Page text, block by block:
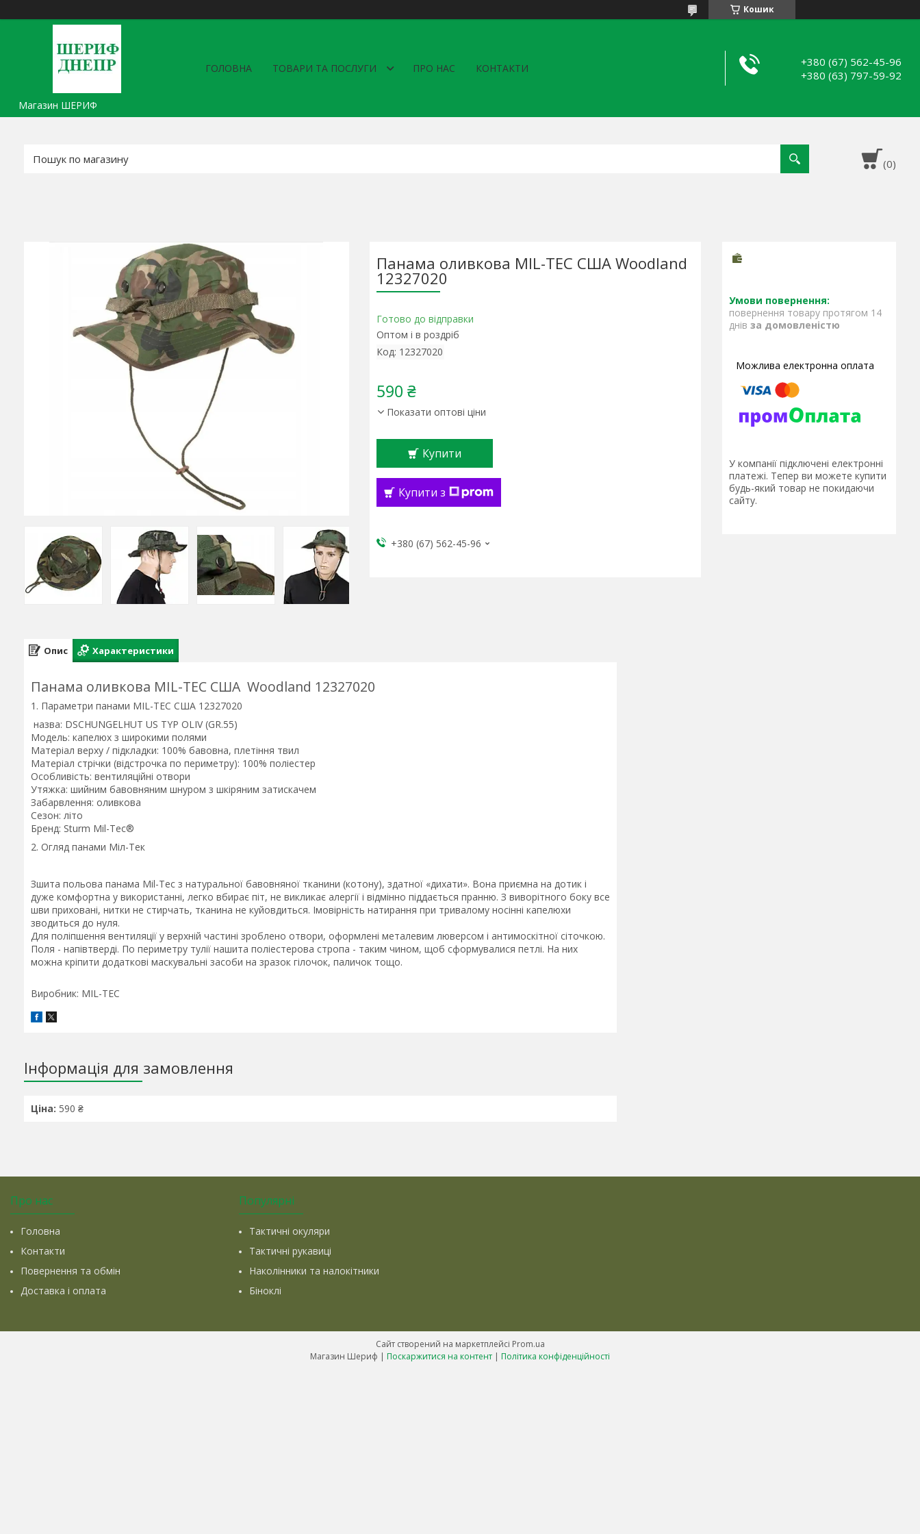
Кошик
Магазин ШЕРИФ
ГОЛОВНА ТОВАРИ ТА ПОСЛУГИ ПРО НАС КОНТАКТИ
+380 (67) 562-45-96
+380 (63) 797-59-92
Панама оливкова MIL-TEC США Woodland
12327020
Готово до відправки
Оптом і в роздріб
Код: 12327020
590 ₴
Показати оптові ціни
Купити
Купити з
+380 (67) 562-45-96
повернення товару протягом 14
днів за домовленістю
У компанії підключені електронні
платежі. Тепер ви можете купити
будь-який товар не покидаючи
сайту.
Опис Характеристики
Панама оливкова MIL-TEC США Woodland 12327020
1. Параметри панами MIL-TEC США 12327020
назва: DSCHUNGELHUT US TYP OLIV (GR.55)
Модель: капелюх з широкими полями
Матеріал верху / підкладки: 100% бавовна, плетіння твил
Матеріал стрічки (відстрочка по периметру): 100% поліестер
Особливість: вентиляційні отвори
Утяжка: шийним бавовняним шнуром з шкіряним затискачем
Забарвлення: оливкова
Сезон: літо
Бренд: Sturm Mil-Tec®
2. Огляд панами Міл-Тек
Зшита польова панама Mil-Tec з натуральної бавовняної тканини (котону), здатної «дихати». Вона приємна на дотик і
дуже комфортна у використанні, легко вбирає піт, не викликає алергії і відмінно піддається пранню. З виворітного боку все
шви приховані, нитки не стирчать, тканина не куйовдиться. Імовірність натирання при тривалому носінні капелюхи
зводиться до нуля.
Для поліпшення вентиляції у верхній частині зроблено отвори, оформлені металевим люверсом і антимоскітної сіточкою.
Поля - напівтверді. По периметру тулії нашита поліестерова стропа - таким чином, щоб сформувалися петлі. На них
можна кріпити додаткові маскувальні засоби на зразок гілочок, паличок тощо.
Виробник: MIL-TEC
Інформація для замовлення
Ціна: 590 ₴
Про нас
Головна
Контакти
Повернення та обмін
Доставка і оплата
Популярні
Тактичні окуляри
Тактичні рукавиці
Наколінники та налокітники
Біноклі
Сайт створений на маркетплейсі Prom.ua
Магазин Шериф | Поскаржитися на контент | Політика конфіденційності